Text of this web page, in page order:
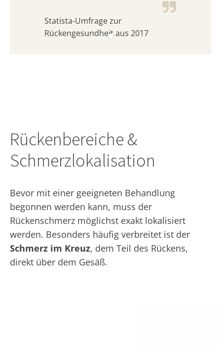
Statista-Umfrage zur
Rückengesundheit aus 2017
Rückenbereiche &
Schmerzlokalisation
Bevor mit einer geeigneten Behandlung
begonnen werden kann, muss der
Rückenschmerz möglichst exakt lokalisiert
werden. Besonders häufig verbreitet ist der
Schmerz im Kreuz, dem Teil des Rückens,
direkt über dem Gesäß.